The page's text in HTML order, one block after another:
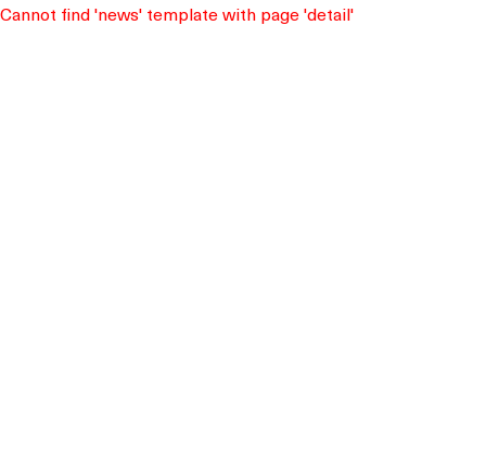
Cannot find 'news' template with page 'detail'